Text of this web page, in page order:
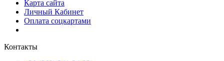
Карта сайта
Личный Кабинет
Оплата соцкартами
Контакты